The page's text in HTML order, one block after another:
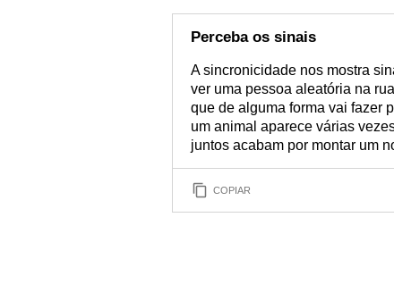
Perceba os sinais
A sincronicidade nos mostra
ver uma pessoa aleatória na
que de alguma forma vai fazer
um animal aparece várias
juntos acabam por montar um
COPIAR